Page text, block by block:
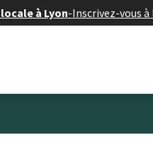
à Lyon-Inscrivez-vous